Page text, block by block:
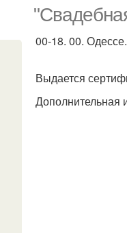
00-18. 00.
Выдается
Дополнительная